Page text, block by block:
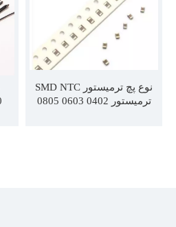
نوع پچ ترمیستور SMD NTC
ترمیستور 0402 0603 0805